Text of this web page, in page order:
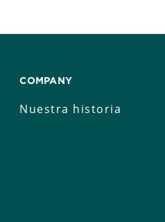
COMPANY
Nuestra historia